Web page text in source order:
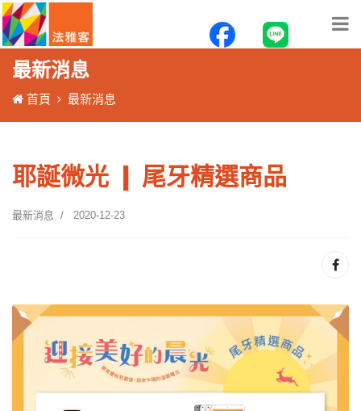
最新消息
首頁 最新消息
耶誕微光 ❙ 尾牙精選商品
最新消息 2020-12-23